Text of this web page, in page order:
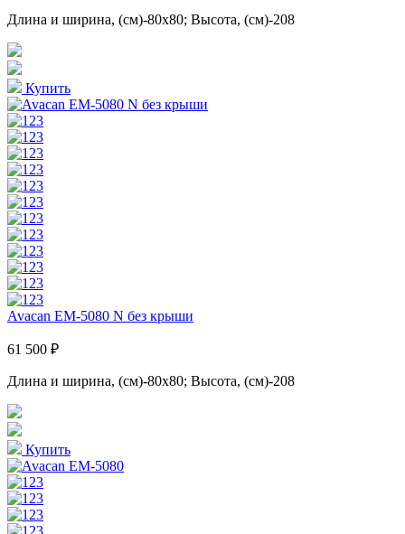
Длина и ширина, (см)-80x80; Высота, (см)-208
Купить
Avacan EM-5080 N без крыши
61 500 ₽
Длина и ширина, (см)-80x80; Высота, (см)-208
Купить